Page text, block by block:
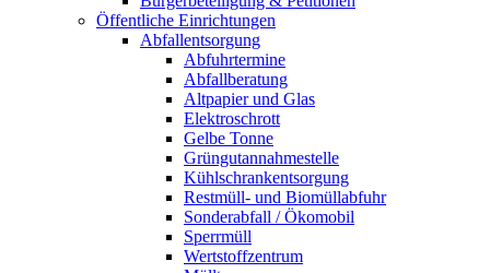
Öffentliche Einrichtungen
Abfallentsorgung
Abfuhrtermine
Abfallberatung
Altpapier und Glas
Elektroschrott
Gelbe Tonne
Grüngutannahmestelle
Kühlschrankentsorgung
Restmüll- und Biomüllabfuhr
Sonderabfall / Ökomobil
Sperrmüll
Wertstoffzentrum